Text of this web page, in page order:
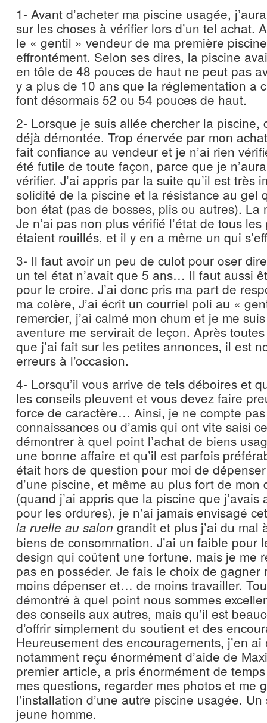
1- Avant d’acheter ma piscine usagée,
sur les choses à vérifier lors d’un tel achat.
le « gentil » vendeur de ma première
effrontément. Selon ses dires, la piscine
en tôle de 48 pouces de haut ne peut pas
y a plus de 10 ans que la réglementation a
font désormais 52 ou 54 pouces de haut.
2- Lorsque je suis allée chercher la piscine,
déjà démontée. Trop énervée par mon
fait confiance au vendeur et je n’ai rien
été futile de toute façon, parce que je
vérifier. J’ai appris par la suite qu’il est très
solidité de la piscine et la résistance au gel
bon état (pas de bosses, plis ou autres). La
Je n’ai pas non plus vérifié l’état de tous
étaient rouillés, et il y en a même un qui
3- Il faut avoir un peu de culot pour oser
un tel état n’avait que 5 ans… Il faut aussi
pour le croire. J’ai donc pris ma part de
ma colère, J’ai écrit un courriel poli au «
remercier, j’ai calmé mon chum et je me
aventure me servirait de leçon. Après
que j’ai fait sur les petites annonces, il est
erreurs à l’occasion.
4- Lorsqu’il vous arrive de tels déboires et
les conseils pleuvent et vous devez faire
force de caractère… Ainsi, je ne compte
connaissances ou d’amis qui ont vite saisi
démontrer à quel point l’achat de biens
une bonne affaire et qu’il est parfois
était hors de question pour moi de
d’une piscine, et même au plus fort de mon
(quand j’ai appris que la piscine que
pour les ordures), je n’ai jamais envisagé
la ruelle au salon grandit et plus j’ai du mal
biens de consommation. J’ai un faible pour
design qui coûtent une fortune, mais je me
pas en posséder. Je fais le choix de gagner
moins dépenser et… de moins travailler.
démontré à quel point nous sommes
des conseils aux autres, mais qu’il est
d’offrir simplement du soutient et des
Heureusement des encouragements, j’en ai
notamment reçu énormément d’aide de
premier article, a pris énormément de
mes questions, regarder mes photos et me
l’installation d’une autre piscine usagée.
jeune homme.